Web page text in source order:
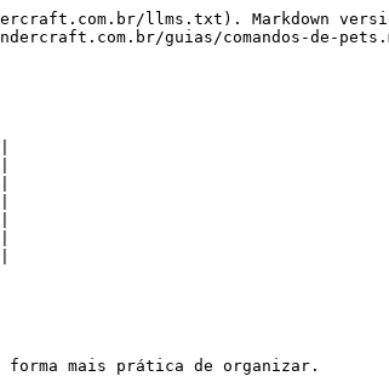
llms.txt). Markdown
guias/comandos-de-
mais prática de organizar.